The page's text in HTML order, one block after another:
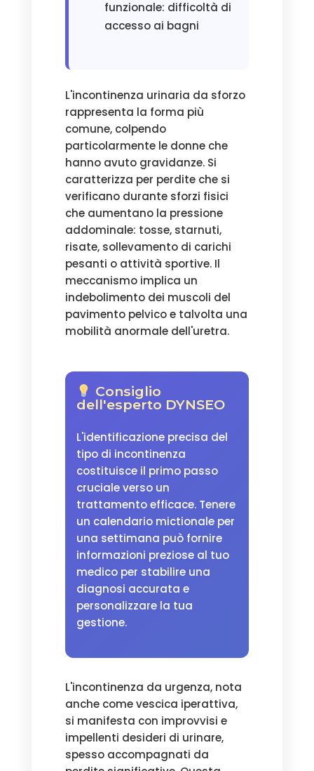
funzionale: difficoltà di
accesso ai bagni
L'incontinenza urinaria da sforzo
rappresenta la forma più
comune, colpendo
particolarmente le donne che
hanno avuto gravidanze. Si
caratterizza per perdite che si
verificano durante sforzi fisici
che aumentano la pressione
addominale: tosse, starnuti,
risate, sollevamento di carichi
pesanti o attività sportive. Il
meccanismo implica un
indebolimento dei muscoli del
pavimento pelvico e talvolta una
mobilità anormale dell'uretra.
Consiglio
dell'esperto DYNSEO
L'identificazione precisa del
tipo di incontinenza
costituisce il primo passo
cruciale verso un
trattamento efficace. Tenere
un calendario mictionale per
una settimana può fornire
informazioni preziose al tuo
medico per stabilire una
diagnosi accurata e
personalizzare la tua
gestione.
L'incontinenza da urgenza, nota
anche come vescica iperattiva,
si manifesta con improvvisi e
impellenti desideri di urinare,
spesso accompagnati da